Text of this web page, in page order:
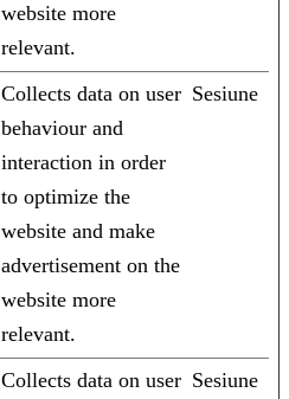
website more
relevant.
Collects data on user
behaviour and
interaction in order
to optimize the
website and make
advertisement on the
website more
relevant.
Sesiune
Collects data on user Sesiune